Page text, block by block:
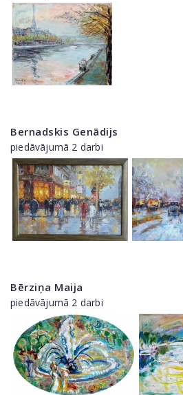
Bernadskis Genādijs
piedāvājumā 2 darbi
Bērziņa Maija
piedāvājumā 2 darbi